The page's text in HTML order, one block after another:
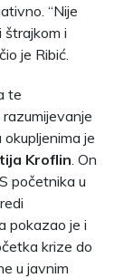
“Nije
štrajkom i
je Ribić.
te
je
Kroflin . On
početnika u
pokazao je i
krize do
u javnim